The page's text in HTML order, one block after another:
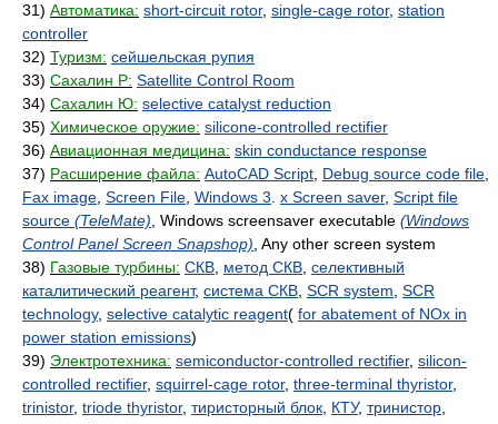
31) Автоматика: short-circuit rotor, single-cage rotor, station
controller
32) Туризм: сейшельская рупия
33) Сахалин Р: Satellite Control Room
34) Сахалин Ю: selective catalyst reduction
35) Химическое оружие: silicone-controlled rectifier
36) Авиационная медицина: skin conductance response
37) Расширение файла: AutoCAD Script Debug source code file
Fax image Screen File Windows 3 x Screen saver, Script file
source (TeleMate) , Windows screensaver executable (Windows
Control Panel Screen Snapshop) , Any other screen system
38) Газовые турбины: СКВ метод СКВ селективный
каталитический реагент, система СКВ SCR system SCR
technology, selective catalytic reagent( for abatement of NOx in
power station emissions)
39) Электротехника: semiconductor-controlled rectifier, silicon-
controlled rectifier, squirrel-cage rotor, three-terminal thyristor,
trinistor, triode thyristor, тиристорный блок КТУ, тринистор